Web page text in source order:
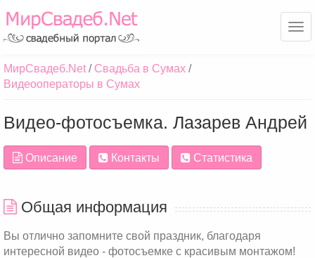
МирСвадеб.Net
Свадьба в Сумах
Видеооператоры в Сумах
Видео-фотосъемка. Лазарев Андрей
Описание Контакты Статистика
Общая информация
Вы отлично запомните свой праздник, благодаря
интересной видео - фотосъемке с красивым монтажом!